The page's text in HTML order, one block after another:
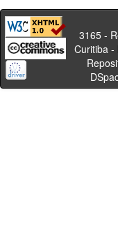
Av.
3165 -